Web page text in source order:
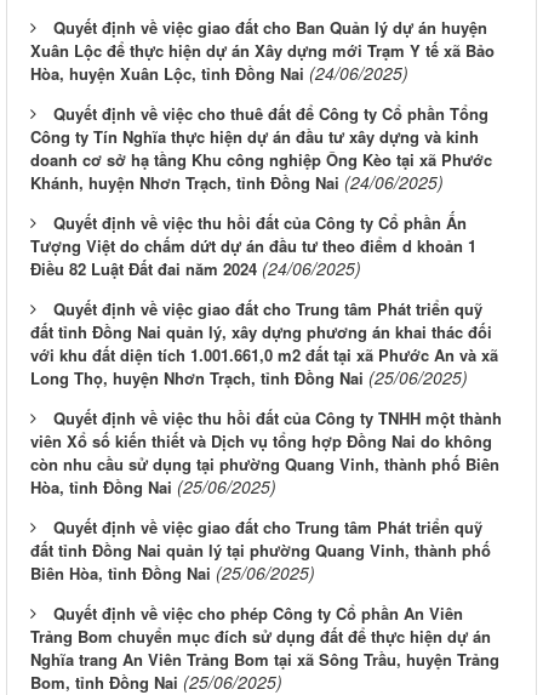
Quyết định về việc giao đất cho Ban Quản lý dự án huyện
Xuân Lộc để thực hiện dự án Xây dựng mới Trạm Y tế xã Bảo
Hòa, huyện Xuân Lộc, tỉnh Đồng Nai (24/06/2025)
Quyết định về việc cho thuê đất để Công ty Cổ phần Tổng
Công ty Tín Nghĩa thực hiện dự án đầu tư xây dựng và kinh
doanh cơ sở hạ tầng Khu công nghiệp Ông Kèo tại xã Phước
Khánh, huyện Nhơn Trạch, tỉnh Đồng Nai (24/06/2025)
Quyết định về việc thu hồi đất của Công ty Cổ phần Ấn
Tượng Việt do chấm dứt dự án đầu tư theo điểm d khoản 1
Điều 82 Luật Đất đai năm 2024 (24/06/2025)
Quyết định về việc giao đất cho Trung tâm Phát triển quỹ
đất tỉnh Đồng Nai quản lý, xây dựng phương án khai thác đối
với khu đất diện tích 1.001.661,0 m2 đất tại xã Phước An và xã
Long Thọ, huyện Nhơn Trạch, tỉnh Đồng Nai (25/06/2025)
Quyết định về việc thu hồi đất của Công ty TNHH một thành
viên Xổ số kiến thiết và Dịch vụ tổng hợp Đồng Nai do không
còn nhu cầu sử dụng tại phường Quang Vinh, thành phố Biên
Hòa, tỉnh Đồng Nai (25/06/2025)
Quyết định về việc giao đất cho Trung tâm Phát triển quỹ
đất tỉnh Đồng Nai quản lý tại phường Quang Vinh, thành phố
Biên Hòa, tỉnh Đồng Nai (25/06/2025)
Quyết định về việc cho phép Công ty Cổ phần An Viên
Trảng Bom chuyển mục đích sử dụng đất để thực hiện dự án
Nghĩa trang An Viên Trảng Bom tại xã Sông Trầu, huyện Trảng
Bom, tỉnh Đồng Nai (25/06/2025)